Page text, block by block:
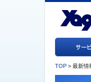
TOP > 最新情